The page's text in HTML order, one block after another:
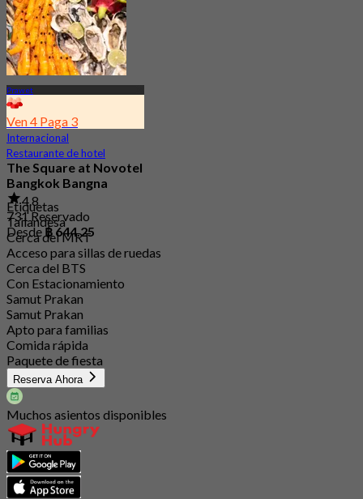
Prawet
Ven 4 Paga 3
Internacional
Restaurante de hotel
The Square at Novotel
Bangkok Bangna
4.8
731 Reservado
Desde฿ 644.25
Etiquetas
Tailandesa
Cerca del MRT
Acceso para sillas de ruedas
Cerca del BTS
Con Estacionamiento
Samut Prakan
Samut Prakan
Apto para familias
Comida rápida
Paquete de fiesta
Reserva Ahora
Muchos asientos disponibles